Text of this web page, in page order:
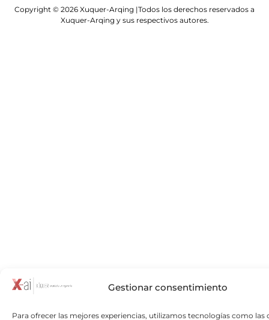
Gestionar consentimiento
Para ofrecer las mejores experiencias, utilizamos tecnologías como las
Copyright © 2026 Xuquer-Arqing |Todos los derechos reservados a
Xuquer-Arqing y sus respectivos autores.